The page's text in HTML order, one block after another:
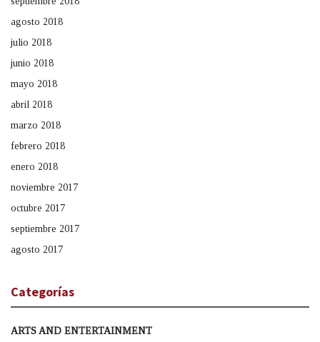
agosto 2018
julio 2018
junio 2018
mayo 2018
abril 2018
marzo 2018
febrero 2018
enero 2018
noviembre 2017
octubre 2017
septiembre 2017
agosto 2017
Categorías
ARTS AND ENTERTAINMENT